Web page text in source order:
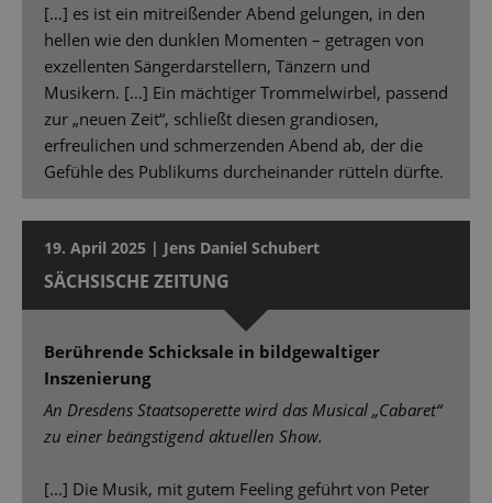
[…] es ist ein mitreißender Abend gelungen, in den
hellen wie den dunklen Momenten – getragen von
exzellenten Sängerdarstellern, Tänzern und
Musikern. […] Ein mächtiger Trommelwirbel, passend
zur „neuen Zeit“, schließt diesen grandiosen,
erfreulichen und schmerzenden Abend ab, der die
Gefühle des Publikums durcheinander rütteln dürfte.
19. April 2025 | Jens Daniel Schubert
SÄCHSISCHE ZEITUNG
Berührende Schicksale in bildgewaltiger
Inszenierung
An Dresdens Staatsoperette wird das Musical „Cabaret“
zu einer beängstigend aktuellen Show.
[...] Die Musik, mit gutem Feeling geführt von Peter